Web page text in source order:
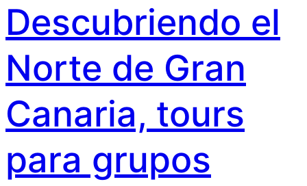
Descubriendo el
Norte de Gran
Canaria, tours
para grupos